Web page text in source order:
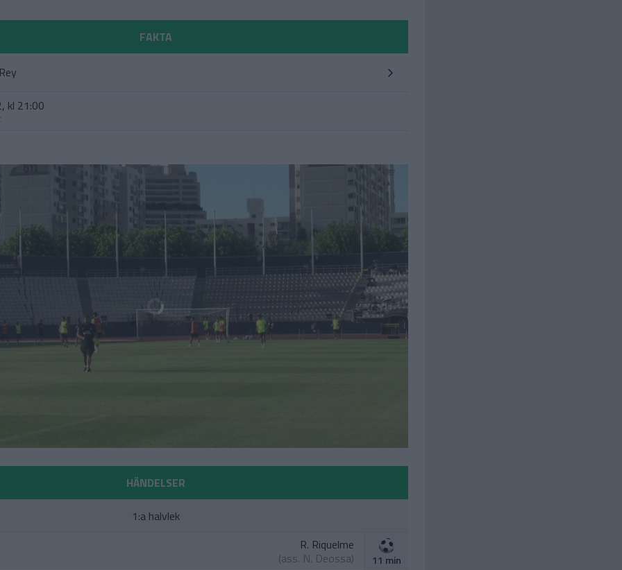
FAKTA
kl 21:00
HÄNDELSER
1:a halvlek
R. Riquelme
(ass. N. Deossa) 11 min